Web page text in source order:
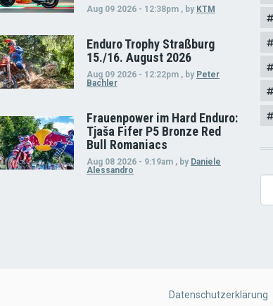
Aug 09 2026 - 12:38pm , by KTM
Enduro Trophy Straßburg
15./16. August 2026
Aug 09 2026 - 12:22pm , by Peter
Bachler
Frauenpower im Hard Enduro:
Tjaša Fifer P5 Bronze Red
Bull Romaniacs
Aug 08 2026 - 9:19am , by Daniele
Alessandro
FOOTER
Datenschutzerklärung